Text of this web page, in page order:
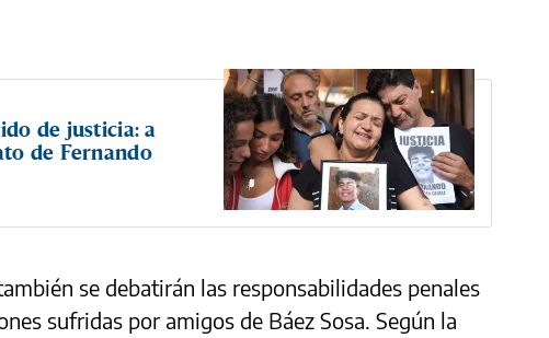
de justicia: a
de Fernando
se debatirán las responsabilidades penales
sufridas por amigos de Báez Sosa. Según la